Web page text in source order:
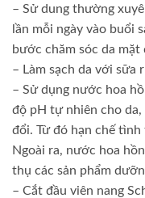
– Sử dung thường
lần mỗi ngày vào buổi
bước chăm sóc da
– Làm sạch da với sữa
– Sử dụng nước hoa
độ pH tự nhiên cho
đổi. Từ đó hạn chế
Ngoài ra, nước hoa
thụ các sản phẩm
– Cắt đầu viên nang